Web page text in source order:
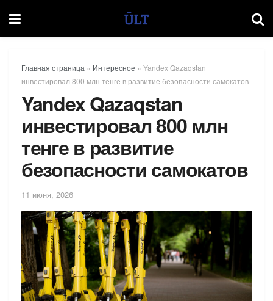
Главная страница » Интересное » Yandex Qazaqstan
инвестировал 800 млн тенге в развитие безопасности самокатов
Yandex Qazaqstan
инвестировал 800 млн
тенге в развитие
безопасности самокатов
11 июня, 2026